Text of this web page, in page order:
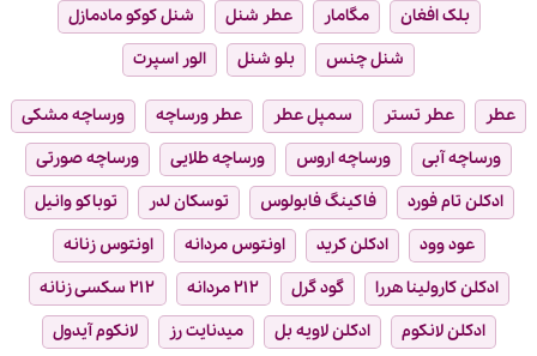
بلک افغان
مگامار عطر شنل
شنل کوکو مادمازل
شنل چنس
بلو شنل الور اسپرت
عطر عطر تستر سمپل عطر عطر ورساچه
ورساچه مشکی
ورساچه آبی
ورساچه اروس ورساچه طلایی
ورساچه صورتی
ادکلن تام فورد
فاکینگ فابولوس توسکان لدر
توباکو وانیل
عود وود
ادکلن کرید اونتوس مردانه
اونتوس زنانه
ادکلن کارولینا هررا
گود گرل ۲۱۲ مردانه
۲۱۲ سکسی زنانه
ادکلن لانکوم
ادکلن لاویه بل میدنایت رز
لانکوم آیدول